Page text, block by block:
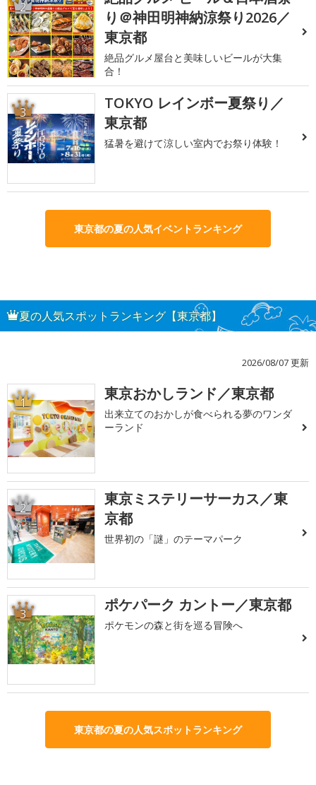
2
り＠神田明神納涼祭り2026／
東京都
絶品グルメ屋台と美味しいビールが大集
合！
3
TOKYO レインボー夏祭り／
東京都
猛暑を避けて涼しい室内でお祭り体験！
東京都の夏の人気イベントランキング
夏の人気スポットランキング【東京都】
2026/08/07 更新
1 東京おかしランド／東京都
出来立てのおかしが食べられる夢のワンダ
ーランド
2
東京ミステリーサーカス／東
京都
世界初の「謎」のテーマパーク
3 ポケパーク カントー／東京都
ポケモンの森と街を巡る冒険へ
東京都の夏の人気スポットランキング